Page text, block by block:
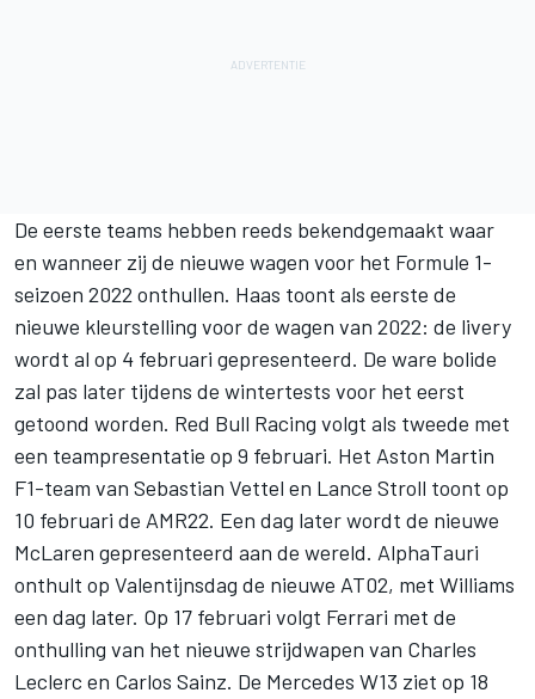
De eerste teams hebben reeds bekendgemaakt waar
en wanneer zij de nieuwe wagen voor het Formule 1-
seizoen 2022 onthullen. Haas toont als eerste de
nieuwe kleurstelling voor de wagen van 2022: de livery
wordt al op 4 februari gepresenteerd. De ware bolide
zal pas later tijdens de wintertests voor het eerst
getoond worden. Red Bull Racing volgt als tweede met
een teampresentatie op 9 februari. Het Aston Martin
F1-team van Sebastian Vettel en Lance Stroll toont op
10 februari de AMR22. Een dag later wordt de nieuwe
McLaren gepresenteerd aan de wereld. AlphaTauri
onthult op Valentijnsdag de nieuwe AT02, met Williams
een dag later. Op 17 februari volgt Ferrari met de
onthulling van het nieuwe strijdwapen van Charles
Leclerc en Carlos Sainz. De Mercedes W13 ziet op 18